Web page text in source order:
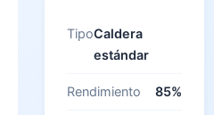
TipoCaldera
estándar
Rendimiento 85%